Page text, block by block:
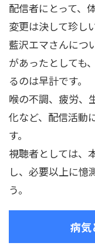
配信者にとって、
変更は決して珍し
藍沢エマさんにつ
があったとしても
るのは早計です。
喉の不調、疲労、
化など、配信活動
す。
視聴者としては、
し、必要以上に憶
う。
病気